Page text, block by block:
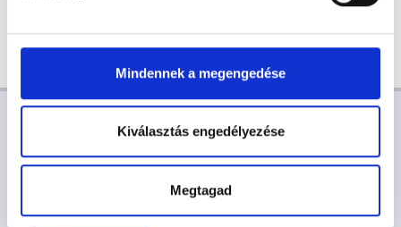
Mindennek a megengedése
Kiválasztás engedélyezése
Megtagad
AKTUÁLIS